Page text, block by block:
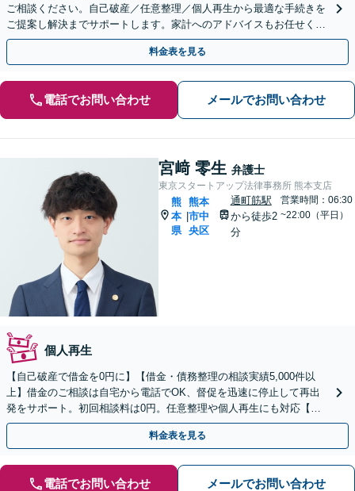
ご相談ください。自己破産／任意整理／個人再生から最適な手続きを
ご提案し解決までサポートします。家計へのアドバイスもお任せくだ
さい。法人破産も弁護士がチームで対応【土日祝相談可】
料金表を見る
電話でお問い合わせ メールでお問い合わせ
宮﨑 零生 弁護士
東京スタートアップ法律事務所 熊本支店
熊
本
県
熊本
市中
央区
通町筋駅
から徒歩2
分
営業時間：06:30
~22:00（平日）
個人再生
【自己破産で借金を0円に】【借金・債務整理の相談実績5,000件以
上】借金のご相談は自宅から電話でOK、督促を迅速に停止して再出
発をサポート。初回相談料は0円。任意整理や個人再生にも対応【土
日祝日・夜間も相談受付】【費用の分割払い可】
料金表を見る
電話でお問い合わせ メールでお問い合わせ